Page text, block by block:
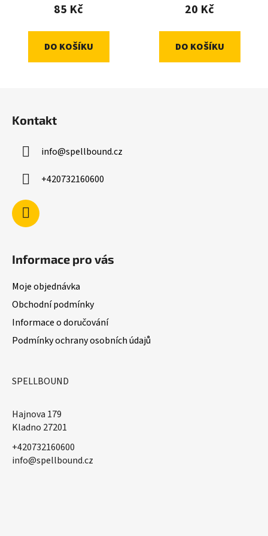
85 Kč
DO KOŠÍKU
20 Kč
DO KOŠÍKU
Kontakt
info@spellbound.cz
+420732160600
Informace pro vás
Moje objednávka
Obchodní podmínky
Informace o doručování
Podmínky ochrany osobních údajů
SPELLBOUND
Hajnova 179
Kladno 27201
+420732160600
​info@spellbound.cz